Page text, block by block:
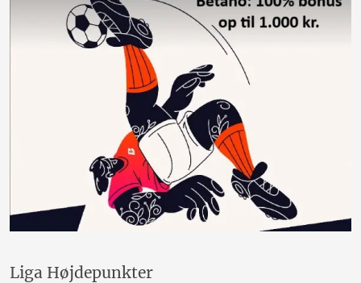
Liga Højdepunkter